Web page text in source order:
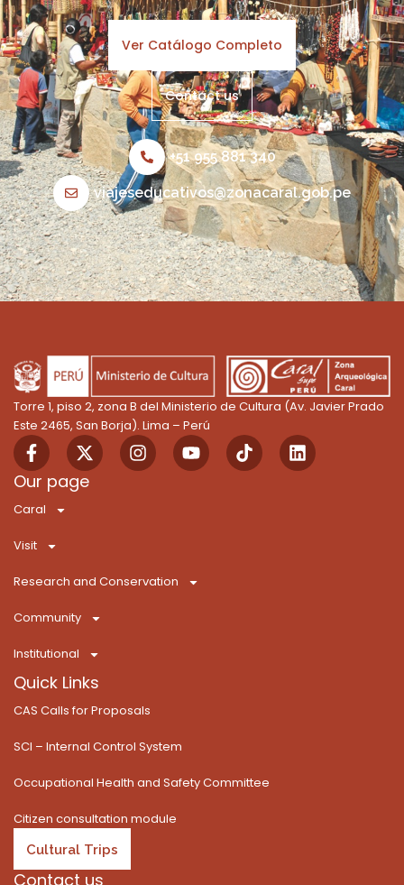
Ver Catálogo Completo
Contact us
+51 955 881 340
viajeseducativos@zonacaral.gob.pe
Torre 1, piso 2, zona B del Ministerio de Cultura (Av. Javier Prado
Este 2465, San Borja). Lima – Perú
F
a
c
b
o
-
X
-
t
r
I
n
m
Y
o
T
i
L
i
Our page
Caral
Visit
Research and Conservation
Community
Institutional
Quick Links
CAS Calls for Proposals
SCI – Internal Control System
Occupational Health and Safety Committee
Citizen consultation module
Cultural Trips
Contact us